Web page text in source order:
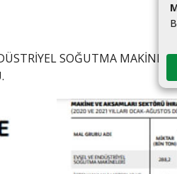
B
SOĞUTMA